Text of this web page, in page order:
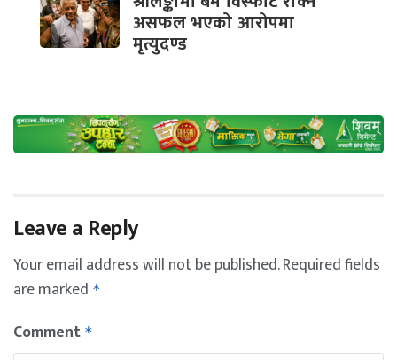
असफल भएको आरोपमा
मृत्युदण्ड
Leave a Reply
Your email address will not be published.Required fields
are marked *
Comment *